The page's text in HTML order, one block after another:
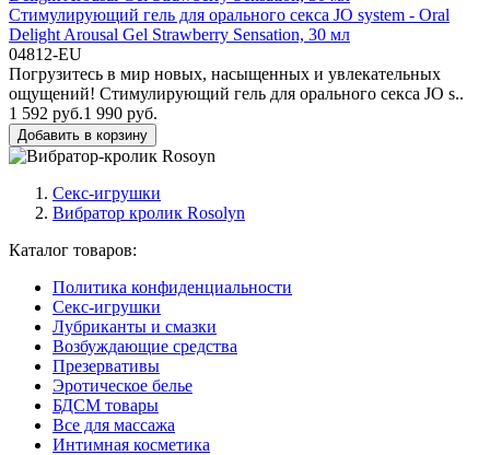
Стимулирующий гель для орального секса JO system - Oral
Delight Arousal Gel Strawberry Sensation, 30 мл
04812-EU
Погрузитесь в мир новых, насыщенных и увлекательных
ощущений! Стимулирующий гель для орального секса JO s..
1 592 руб.1 990 руб.
Добавить в корзину
Секс-игрушки
Вибратор кролик Rosolyn
Каталог товаров:
Политика конфиденциальности
Секс-игрушки
Лубриканты и смазки
Возбуждающие средства
Презервативы
Эротическое белье
БДСМ товары
Все для массажа
Интимная косметика